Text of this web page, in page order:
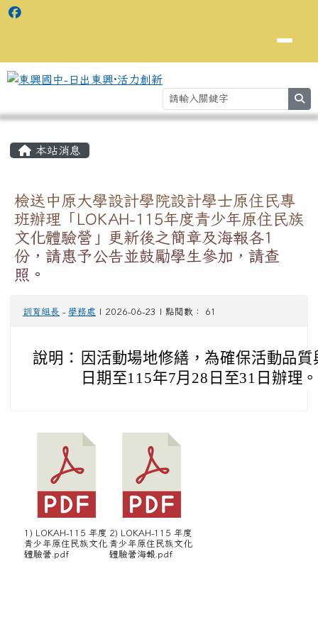
本站消息
檢送中原大學設計學院設計學士原住民專
班辦理「LOKAH-115年度青少年原住民族
文化體驗營」更新後之簡章及海報各1
份，請惠予公告並鼓勵學生參加，請查
照。
訓育組長 - 學務處 | 2026-06-23 | 點閱數： 61
說明：
因活動場地修繕，為確保活動品
日期至115年7月28日至31日辦理。
1) LOKAH-115 年度
青少年原住民族文化
體驗營.pdf
2) LOKAH-115 年度
青少年原住民族文化
體驗營海報.pdf